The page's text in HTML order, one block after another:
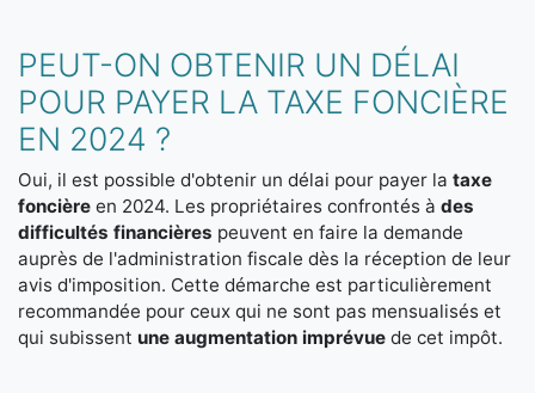
PEUT-ON OBTENIR UN DÉLAI
POUR PAYER LA TAXE FONCIÈRE
EN 2024 ?
Oui, il est possible d'obtenir un délai pour payer la taxe
foncière en 2024. Les propriétaires confrontés à des
difficultés financières peuvent en faire la demande
auprès de l'administration fiscale dès la réception de leur
avis d'imposition. Cette démarche est particulièrement
recommandée pour ceux qui ne sont pas mensualisés et
qui subissent une augmentation imprévue de cet impôt.